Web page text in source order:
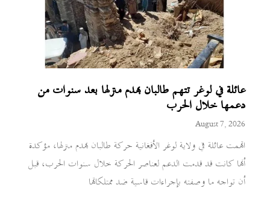
عائلة في لوغر تتهم طالبان بهدم منزلها بعد سنوات من
دعمها خلال الحرب
August 7, 2026
اتهمت عائلة في ولاية لوغر الأفغانية حركة طالبان بهدم منزلها، مؤكدة
أنها كانت قد قدمت الدعم لعناصر الحركة خلال سنوات الحرب، قبل
أن تواجه ما وصفته بإجراءات قاسية ضد ممتلكاتها